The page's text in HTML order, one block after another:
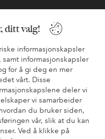
ditt valg!
informasjonskapsler
informasjonskapsler
for å gi deg en mer
vårt. Disse
deler vi
vi samarbeider
du bruker siden,
vår, slik at du kan
Ved å klikke på
i vår FAQ. Du finner
kontakte oss.
Betalingsmåte